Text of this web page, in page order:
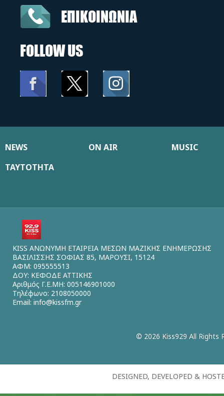
ΕΠΙΚΟΙΝΩΝΙΑ
FOLLOW US
NEWS ON AIR
MUSIC
ΤΑΥΤΟΤΗΤΑ
KISS ΑΝΩΝΥΜΗ ΕΤΑΙΡΕΙΑ ΜΕΣΩΝ ΜΑΖΙΚΗΣ ΕΝΗΜΕΡΩΣΗΣ
ΒΑΣΙΛΙΣΣΗΣ ΣΟΦΙΑΣ 85, ΜΑΡΟΥΣΙ, 15124
ΑΦΜ: 095555513
ΔΟΥ: ΚΕΦΟΔΕ ΑΤΤΙΚΗΣ
Αριθμός Γ.Ε.ΜΗ: 005146901000
Τηλέφωνο: 2108050000
Email: info@kissfm.gr
© 2026 Kiss929 All Rights
DESIGNED, DEVELOPED &